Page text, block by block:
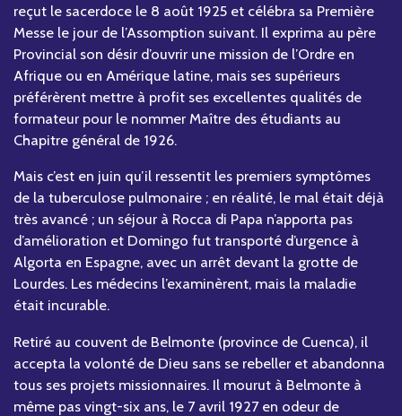
reçut le sacerdoce le 8 août 1925 et célébra sa Première
Messe le jour de l’Assomption suivant. Il exprima au père
Provincial son désir d’ouvrir une mission de l’Ordre en
Afrique ou en Amérique latine, mais ses supérieurs
préférèrent mettre à profit ses excellentes qualités de
formateur pour le nommer Maître des étudiants au
Chapitre général de 1926.
Mais c’est en juin qu’il ressentit les premiers symptômes
de la tuberculose pulmonaire ; en réalité, le mal était déjà
très avancé ; un séjour à Rocca di Papa n’apporta pas
d’amélioration et Domingo fut transporté d’urgence à
Algorta en Espagne, avec un arrêt devant la grotte de
Lourdes. Les médecins l’examinèrent, mais la maladie
était incurable.
Retiré au couvent de Belmonte (province de Cuenca), il
accepta la volonté de Dieu sans se rebeller et abandonna
tous ses projets missionnaires. Il mourut à Belmonte à
même pas vingt-six ans, le 7 avril 1927 en odeur de